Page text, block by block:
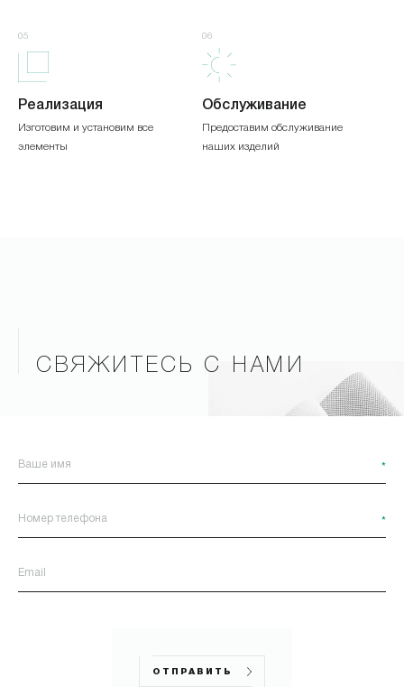
05
Реализация
Изготовим и установим все
элементы
06
Обслуживание
Предоставим обслуживание
наших изделий
СВЯЖИТЕСЬ С НАМИ
*
*
ОТПРАВИТЬ